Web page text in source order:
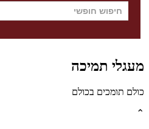
תמיכה
בכולם